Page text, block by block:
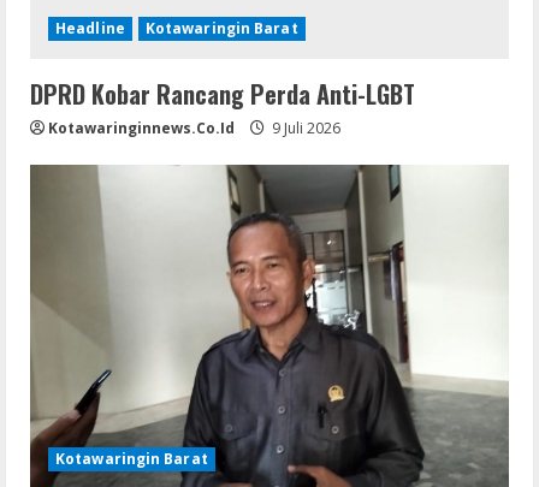
Headline Kotawaringin Barat
DPRD Kobar Rancang Perda Anti-LGBT
Kotawaringinnews.co.id 9 Juli 2026
Kotawaringin Barat